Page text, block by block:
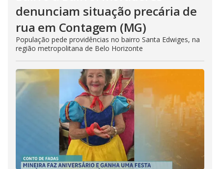
denunciam situação precária de
rua em Contagem (MG)
População pede providências no bairro Santa Edwiges, na
região metropolitana de Belo Horizonte